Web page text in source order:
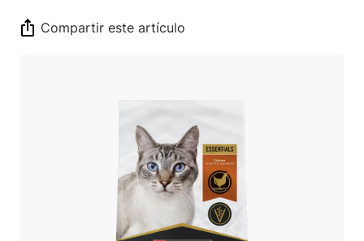
Compartir este artículo